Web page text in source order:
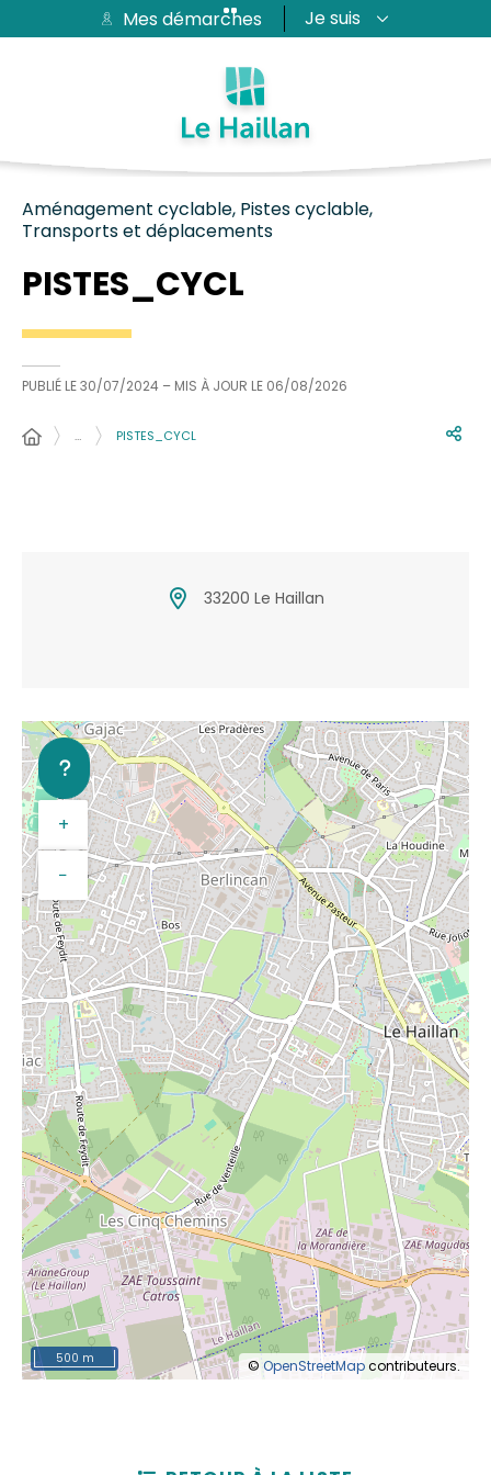
Aide et accessibilité
Passer au menu
Passer au contenuMes démarches Je suis
Aménagement cyclable, Pistes cyclable,
Transports et déplacements
PISTES_CYCL
PUBLIÉ LE30/07/2024 – MIS À JOUR LE 06/08/2026
… PISTES_CYCL
33200 Le Haillan
+
−
© OpenStreetMapcontributeurs.
500 m